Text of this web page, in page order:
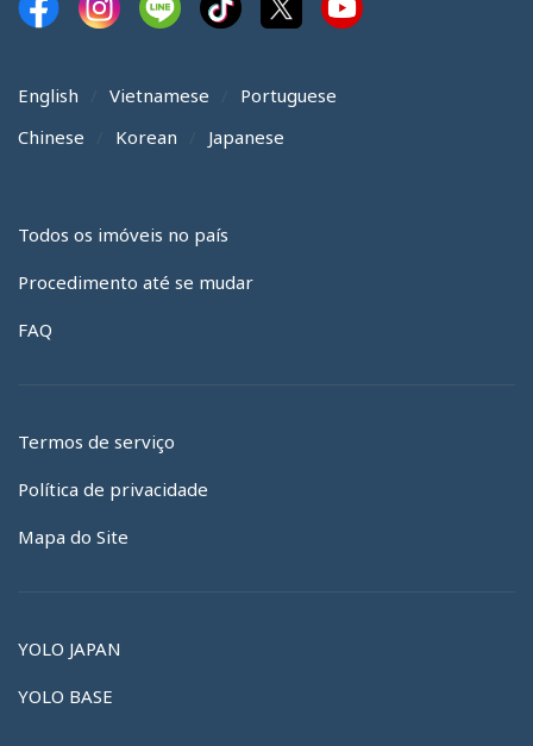
English Vietnamese
Portuguese
Chinese
Korean Japanese
Todos os imóveis no país
Procedimento até se mudar
FAQ
Termos de serviço
Política de privacidade
Mapa do Site
YOLO JAPAN
YOLO BASE